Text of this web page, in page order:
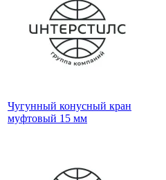
Чугунный конусный кран
муфтовый 15 мм